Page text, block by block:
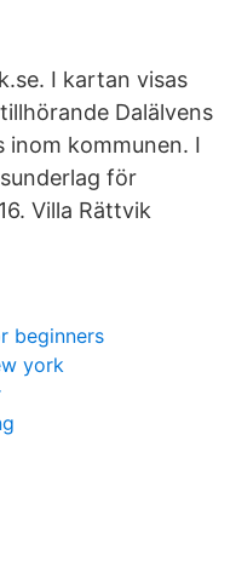
I kartan visas
Dalälvens
inom kommunen. I
för
Villa Rättvik
beginners
york